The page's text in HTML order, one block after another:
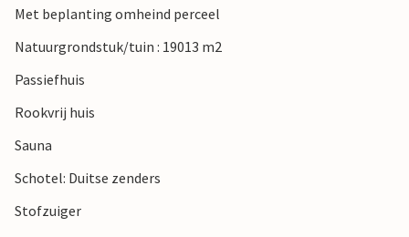
onvergetelijke tijd samen.
Met beplanting omheind perceel
Natuurgrondstuk/tuin : 19013 m2
Passiefhuis
Rookvrij huis
Sauna
Schotel: Duitse zenders
Stofzuiger